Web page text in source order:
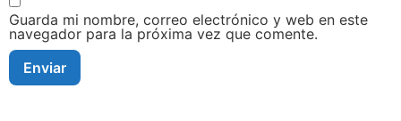
Guarda mi nombre, correo electrónico y web en este
navegador para la próxima vez que comente.